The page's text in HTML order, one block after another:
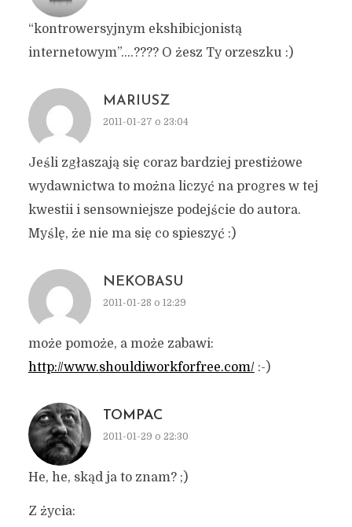
“kontrowersyjnym ekshibicjonistą
internetowym”….???? O żesz Ty orzeszku :)
MARIUSZ
2011-01-27 o 23:04
Jeśli zgłaszają się coraz bardziej prestiżowe
wydawnictwa to można liczyć na progres w tej
kwestii i sensowniejsze podejście do autora.
Myślę, że nie ma się co spieszyć :)
NEKOBASU
2011-01-28 o 12:29
może pomoże, a może zabawi:
http://www.shouldiworkforfree.com/ :-)
TOMPAC
2011-01-29 o 22:30
He, he, skąd ja to znam? ;)
Z życia: